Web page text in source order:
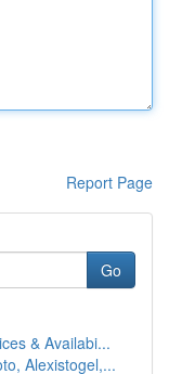
Report Page
Go
& Availabi...
Alexistogel,...